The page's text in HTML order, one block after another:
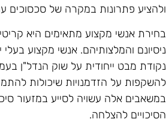
פתרונות במקרה של סכסוכים
אנשי מקצוע מתאימים היא
והמלצותיהם. אנשי מקצוע בעלי
מבט ייחודית על שוק הנדל"ן
על הזדמנויות שיכולות
אלה עשויה לסייע במזעור
להצלחה.